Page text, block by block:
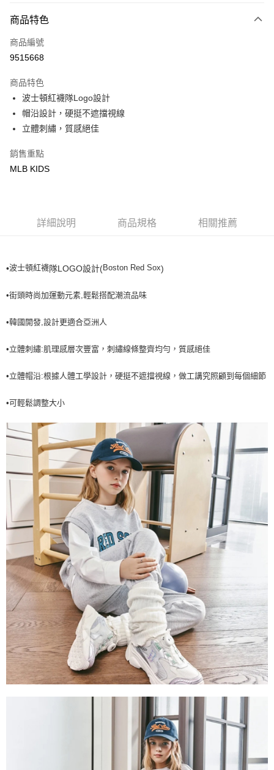
LINE Pay
Apple Pay
悠遊付
運送方式
每筆NT$60，滿NT$499(含以上)免運費
7-11取貨付款<未取貨列黑名單/不支援離島取退>
每筆NT$60，滿NT$499(含以上)免運費
宅配滿699免運
商品特色
商品編號
9515668
商品特色
波士頓紅襪隊Logo設計
帽沿設計，硬挺不遮擋視線
立體刺繡，質感絕佳
銷售重點
MLB KIDS
詳細說明 商品規格 相關推薦
•波士頓紅襪隊LOGO設計(Boston Red Sox)
•街頭時尚加運動元素,輕鬆搭配潮流品味
•韓國開發,設計更適合亞洲人
•立體刺繡:肌理感層次豐富，刺繡線條整齊均勻，質感絕佳
•立體帽沿:根據人體工學設計，硬挺不遮擋視線，做工講究照顧到每個細節
•可輕鬆調整大小